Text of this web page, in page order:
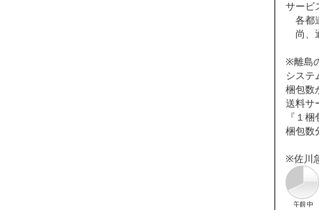
サービ
各都
尚、
※離島
システ
梱包数
送料サ
『１
梱包数
※佐川